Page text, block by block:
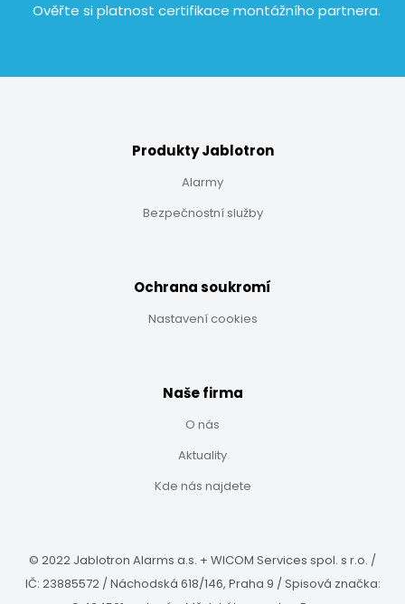
Ověřte si platnost certifikace montážního partnera.
Produkty Jablotron
Alarmy
Bezpečnostní služby
Ochrana soukromí
Nastavení cookies
Naše firma
O nás
Aktuality
Kde nás najdete
© 2022 Jablotron Alarms a.s. + WICOM Services spol. s r.o. /
IČ: 23885572/ Náchodská 618/146, Praha 9 /Spisová značka: